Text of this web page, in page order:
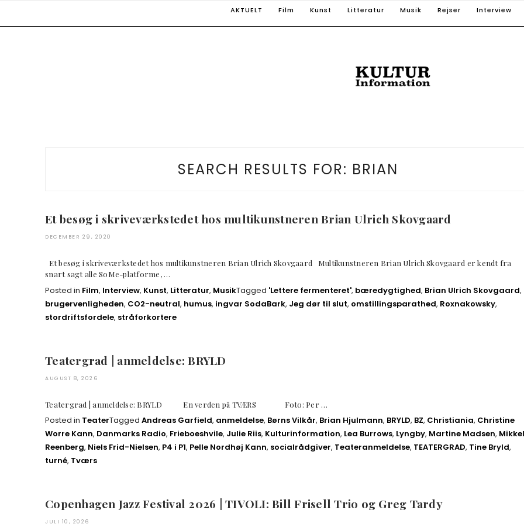
AKTUELT Film Kunst Litteratur Musik Rejser Interview
SEARCH RESULTS FOR: BRIAN
Et besøg i skriveværkstedet hos multikunstneren Brian Ulrich Skovgaard
DECEMBER 29, 2020
Et besøg i skriveværkstedet hos multikunstneren Brian Ulrich Skovgaard Multikunstneren Brian Ulrich Skovgaard er kendt fra
snart sagt alle SoMe-platforme, …
Posted in Film, Interview, Kunst, Litteratur, MusikTagged 'Lettere fermenteret', bæredygtighed, Brian Ulrich Skovgaard,
brugervenligheden, CO2-neutral, humus, ingvar SodaBark, Jeg dør til slut, omstillingsparathed, Roxnakowsky,
stordriftsfordele, stråforkortere
Teatergrad | anmeldelse: BRYLD
AUGUST 8, 2026
Teatergrad | anmeldelse: BRYLD En verden på TVÆRS Foto: Per …
Posted in TeaterTagged Andreas Garfield, anmeldelse, Børns Vilkår, Brian Hjulmann, BRYLD, BZ, Christiania, Christine
Worre Kann, Danmarks Radio, Frieboeshvile, Julie Riis, Kulturinformation, Lea Burrows, Lyngby, Martine Madsen, Mikkel
Reenberg, Niels Frid-Nielsen, P4 i P1, Pelle Nordhøj Kann, socialrådgiver, Teateranmeldelse, TEATERGRAD, Tine Bryld,
turné, Tværs
Copenhagen Jazz Festival 2026 | TIVOLI: Bill Frisell Trio og Greg Tardy
JULI 10, 2026